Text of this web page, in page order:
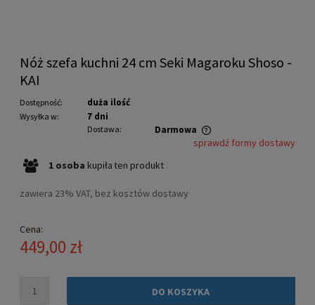
Nóż szefa kuchni 24 cm Seki Magaroku Shoso -
KAI
Dostępność: duża ilość
Wysyłka w: 7 dni
Dostawa:
Darmowa
Cena nie zawiera ewentualnych kosztów płatności
sprawdź formy dostawy
1 osoba kupiła ten produkt
zawiera 23% VAT, bez kosztów dostawy
Cena:
449,00 zł
DO KOSZYKA